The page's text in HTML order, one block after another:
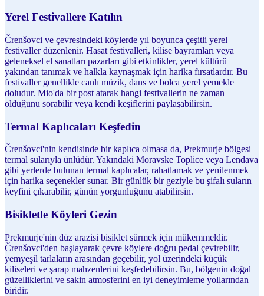
Yerel Festivallere Katılın
Črenšovci ve çevresindeki köylerde yıl boyunca çeşitli yerel
festivaller düzenlenir. Hasat festivalleri, kilise bayramları veya
geleneksel el sanatları pazarları gibi etkinlikler, yerel kültürü
yakından tanımak ve halkla kaynaşmak için harika fırsatlardır. Bu
festivaller genellikle canlı müzik, dans ve bolca yerel yemekle
doludur. Mio'da bir post atarak hangi festivallerin ne zaman
olduğunu sorabilir veya kendi keşiflerini paylaşabilirsin.
Termal Kaplıcaları Keşfedin
Črenšovci'nin kendisinde bir kaplıca olmasa da, Prekmurje bölgesi
termal sularıyla ünlüdür. Yakındaki Moravske Toplice veya Lendava
gibi yerlerde bulunan termal kaplıcalar, rahatlamak ve yenilenmek
için harika seçenekler sunar. Bir günlük bir geziyle bu şifalı suların
keyfini çıkarabilir, günün yorgunluğunu atabilirsin.
Bisikletle Köyleri Gezin
Prekmurje'nin düz arazisi bisiklet sürmek için mükemmeldir.
Črenšovci'den başlayarak çevre köylere doğru pedal çevirebilir,
yemyeşil tarlaların arasından geçebilir, yol üzerindeki küçük
kiliseleri ve şarap mahzenlerini keşfedebilirsin. Bu, bölgenin doğal
güzelliklerini ve sakin atmosferini en iyi deneyimleme yollarından
biridir.